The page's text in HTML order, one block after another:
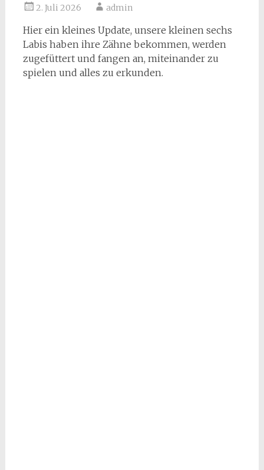
2. Juli 2026 admin
Hier ein kleines Update, unsere kleinen sechs
Labis haben ihre Zähne bekommen, werden
zugefüttert und fangen an, miteinander zu
spielen und alles zu erkunden.